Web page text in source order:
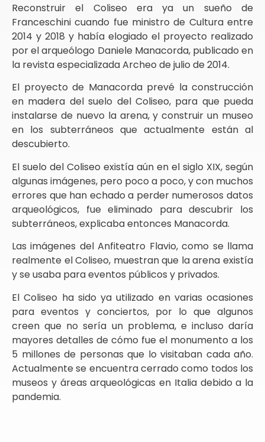
Reconstruir el Coliseo era ya un sueño de
Franceschini cuando fue ministro de Cultura entre
2014 y 2018 y había elogiado el proyecto realizado
por el arqueólogo Daniele Manacorda, publicado en
la revista especializada Archeo de julio de 2014.
El proyecto de Manacorda prevé la construcción
en madera del suelo del Coliseo, para que pueda
instalarse de nuevo la arena, y construir un museo
en los subterráneos que actualmente están al
descubierto.
El suelo del Coliseo existía aún en el siglo XIX, según
algunas imágenes, pero poco a poco, y con muchos
errores que han echado a perder numerosos datos
arqueológicos, fue eliminado para descubrir los
subterráneos, explicaba entonces Manacorda.
Las imágenes del Anfiteatro Flavio, como se llama
realmente el Coliseo, muestran que la arena existía
y se usaba para eventos públicos y privados.
El Coliseo ha sido ya utilizado en varias ocasiones
para eventos y conciertos, por lo que algunos
creen que no sería un problema, e incluso daría
mayores detalles de cómo fue el monumento a los
5 millones de personas que lo visitaban cada año.
Actualmente se encuentra cerrado como todos los
museos y áreas arqueológicas en Italia debido a la
pandemia.